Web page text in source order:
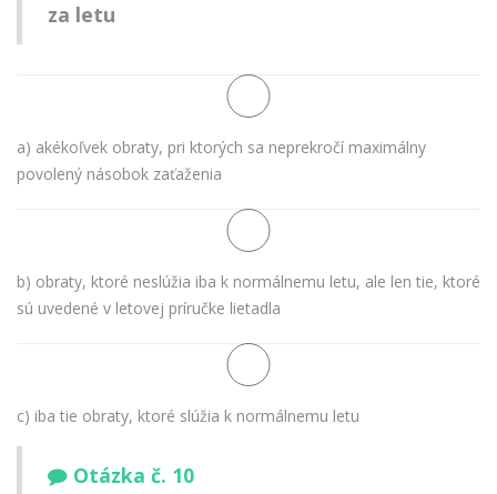
za letu
a) akékoľvek obraty, pri ktorých sa neprekročí maximálny
povolený násobok zaťaženia
b) obraty, ktoré neslúžia iba k normálnemu letu, ale len tie, ktoré
sú uvedené v letovej príručke lietadla
c) iba tie obraty, ktoré slúžia k normálnemu letu
Otázka č. 10